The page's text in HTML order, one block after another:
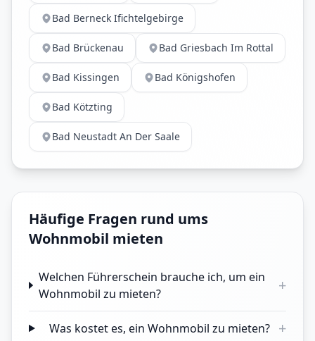
Bad Berneck Ifichtelgebirge
Bad Brückenau Bad Griesbach Im Rottal
Bad Kissingen Bad Königshofen
Bad Kötzting
Bad Neustadt An Der Saale
Häufige Fragen rund ums
Wohnmobil mieten
Welchen Führerschein brauche ich, um ein
Wohnmobil zu mieten?
+
Was kostet es, ein Wohnmobil zu mieten? +